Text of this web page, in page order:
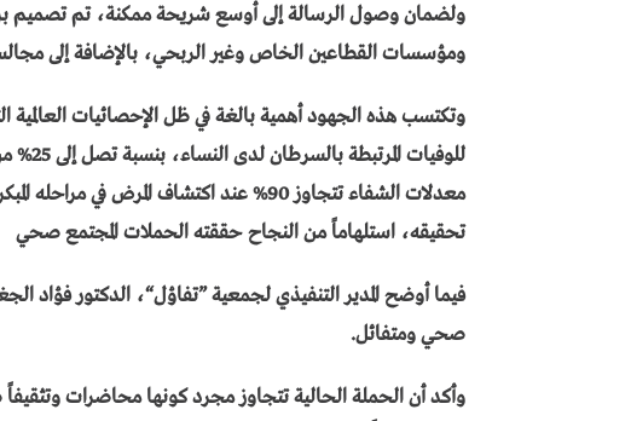
ولضمان وصول الرسالة إلى أوسع شريحة ممكنة، تم تصميم
ومؤسسات القطاعين الخاص وغير الربحي، بالإضافة إلى
وتكتسب هذه الجهود أهمية بالغة في ظل الإحصائيات العالمية
معدلات الشفاء تتجاوز 90% عند اكتشاف
تحقيقه، استلهاماً من النجاح حققته الحملات المجتمع صحي
فيما أوضح المدير التنفيذي لجمعية ”تفاؤل“، الدكتور فؤاد
صحي ومتفائل.
وأكد أن الحملة الحالية تتجاوز مجرد كونها محاضرات